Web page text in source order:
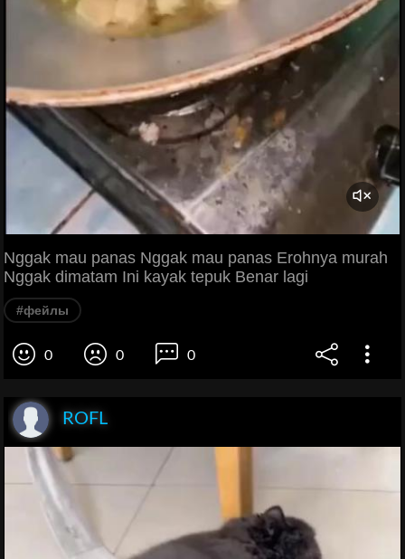
Nggak mau panas Nggak mau panas Erohnya murah
Nggak dimatam Ini kayak tepuk Benar lagi
#фейлы
0 0 0
ROFL